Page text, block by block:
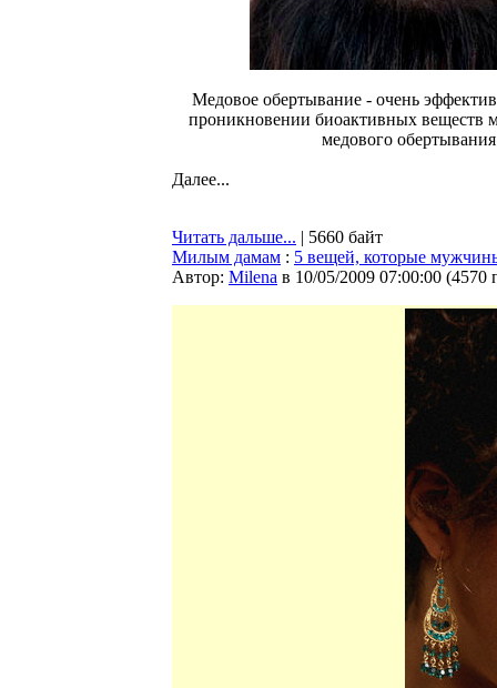
Медовое обертывание - очень
проникновении биоактивных веществ
медового
Далее...
Читать дальше... | 5660 байт
Милым дамам : 5 вещей, которые
Автор: Milena в 10/05/2009 07:00:00 (4570